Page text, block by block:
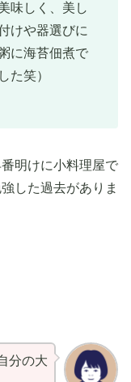
味しく、美し
けや器選びに
に海苔佃煮で
た笑）
明けに小料理屋で
した過去がありま
分の大